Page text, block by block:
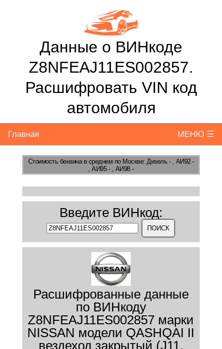
Данные о ВИНкоде
Z8NFEAJ11ES002857.
Расшифровать VIN код
автомобиля
Главная МЕНЮ ☰
Стоимость бензинав среднем по Москве: Дизель - , АИ92 -
, АИ95 - , АИ98 -
Введите ВИНкод:
Расшифрованные данные
по ВИНкоду
Z8NFEAJ11ES002857 марки
NISSAN модели QASHQAI II
вездеход закрытый (J11,